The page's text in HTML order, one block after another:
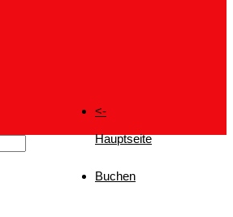
<-
Hauptseite
Buchen